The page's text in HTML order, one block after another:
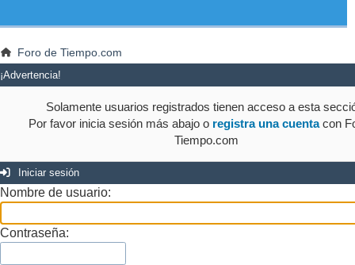
Foro de Tiempo.com
¡Advertencia!
Solamente usuarios registrados tienen acceso a esta
Por favor inicia sesión más abajo o registra una cuentacon
Tiempo.com
Iniciar sesión
Nombre de usuario:
Contraseña: